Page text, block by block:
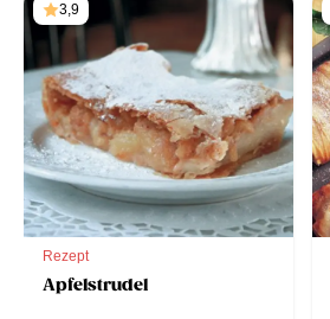
3,9
Rezept
Apfelstrudel